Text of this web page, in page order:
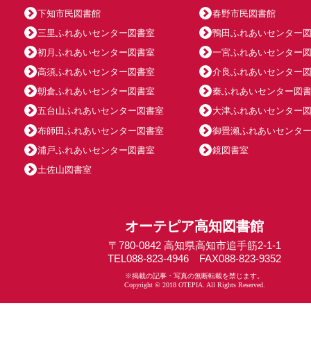
下知市民図書館
春野市民図書館
三里ふれあいセンター図書室
鴨田ふれあいセンター
初月ふれあいセンター図書室
一宮ふれあいセンター
高須ふれあいセンター図書室
介良ふれあいセンター
朝倉ふれあいセンター図書室
秦ふれあいセンター図
五台山ふれあいセンター図書室
大津ふれあいセンター
布師田ふれあいセンター図書室
御畳瀬ふれあいセンタ
浦戸ふれあいセンター図書室
鏡図書室
土佐山図書室
オーテピア高知図書館
〒780-0842 高知県高知市追手筋2-1-1
TEL088-823-4946 FAX088-823-9352
※掲載の記事・写真の無断転載を禁じます。
Copyright © 2018 OTEPIA. All Rights Reserved.